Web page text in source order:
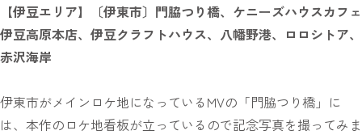
【伊豆エリア】〔伊東市〕門脇つり橋、ケニーズハウスカフェ
伊豆高原本店、伊豆クラフトハウス、八幡野港、ロロシトア、
赤沢海岸
伊東市がメインロケ地になっているMVの「門脇つり橋」に
は、本作のロケ地看板が立っているので記念写真を撮ってみま